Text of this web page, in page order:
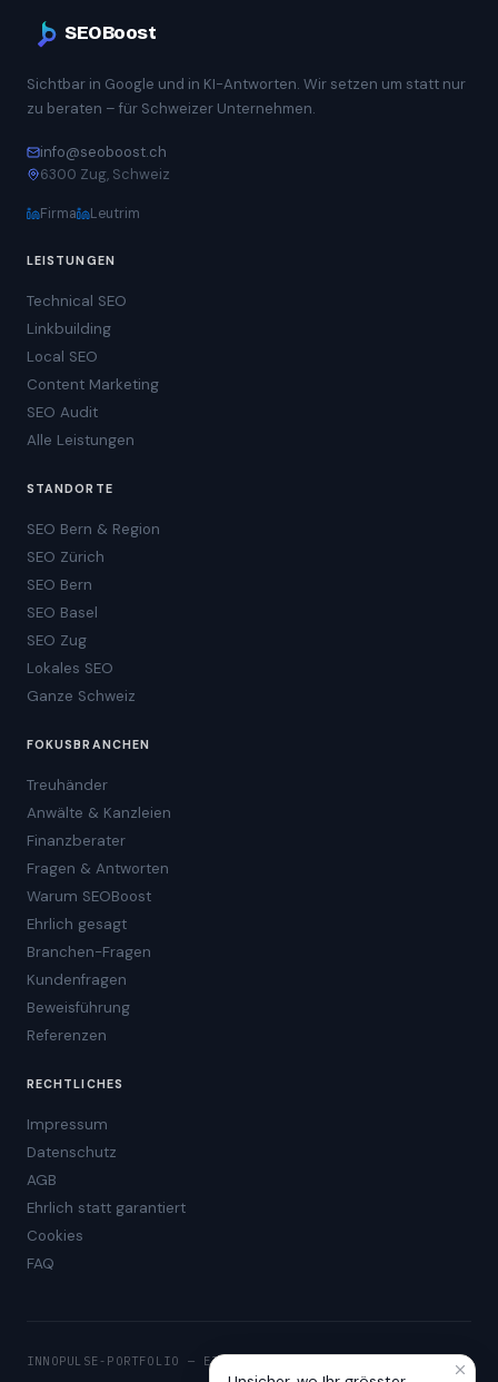
SEOBoost
Sichtbar in Google und in KI-Antworten. Wir setzen um statt nur
zu beraten – für Schweizer Unternehmen.
info@seoboost.ch
6300 Zug, Schweiz
Firma Leutrim
LEISTUNGEN
Technical SEO
Linkbuilding
Local SEO
Content Marketing
SEO Audit
Alle Leistungen
STANDORTE
SEO Bern & Region
SEO Zürich
SEO Bern
SEO Basel
SEO Zug
Lokales SEO
Ganze Schweiz
FOKUSBRANCHEN
Treuhänder
Anwälte & Kanzleien
Finanzberater
Fragen & Antworten
Warum SEOBoost
Ehrlich gesagt
Branchen-Fragen
Kundenfragen
Beweisführung
Referenzen
RECHTLICHES
Impressum
Datenschutz
AGB
Ehrlich statt garantiert
Cookies
FAQ
INNOPULSE-PORTFOLIO — EIGENE PRODUKTE